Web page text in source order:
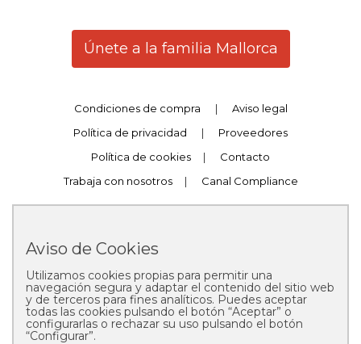
Únete a la familia Mallorca
Condiciones de compra |
Aviso legal
Política de privacidad
|
Proveedores
Política de cookies
|
Contacto
Trabaja con nosotros
| Canal Compliance
Copyright © 2025 Pastelería Mallorca
Aviso de Cookies
Utilizamos cookies propias para permitir una
navegación segura y adaptar el contenido del sitio web
y de terceros para fines analíticos. Puedes aceptar
todas las cookies pulsando el botón “Aceptar” o
configurarlas o rechazar su uso pulsando el botón
“Configurar”.